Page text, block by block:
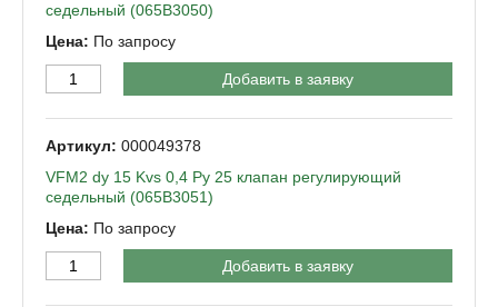
седельный (065B3050)
По запросу
Добавить в заявку
000049378
VFM2 dy 15 Kvs 0,4 Py 25 клапан регулирующий
седельный (065B3051)
По запросу
Добавить в заявку